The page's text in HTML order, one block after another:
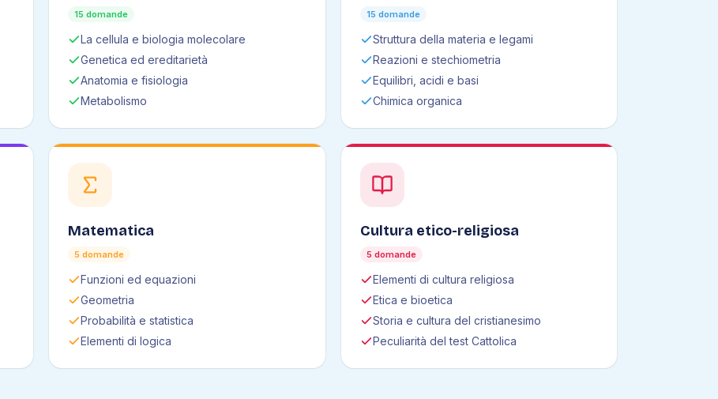
15 domande
La cellula e biologia molecolare
Genetica ed ereditarietà
Anatomia e fisiologia
Metabolismo
15 domande
Struttura della materia e legami
Reazioni e stechiometria
Equilibri, acidi e basi
Chimica organica
Matematica
5 domande
Funzioni ed equazioni
Geometria
Probabilità e statistica
Elementi di logica
Cultura etico-religiosa
5 domande
Elementi di cultura religiosa
Etica e bioetica
Storia e cultura del cristianesimo
Peculiarità del test Cattolica